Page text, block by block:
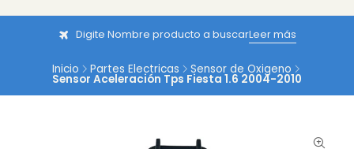
Digite Nombre producto a buscarLeer más
Inicio Partes Electricas Sensor de Oxigeno
Sensor Aceleración Tps Fiesta 1.6 2004-2010